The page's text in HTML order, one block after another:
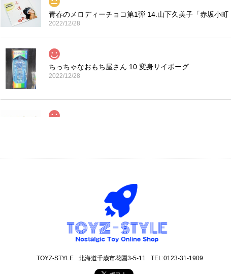
青春のメロディーチョコ第1弾 14.山下久美子「赤坂小町
2022/12/28
ちっちゃなおもち屋さん 10.変身サイボーグ
2022/12/28
丁寧な梱包で本日受け取りました。 だるまストーブ探してたのでとて
も可愛いです。 ありがとうございました。
TOYZ-STYLE 北海道千歳市花園3-5-11 TEL:0123-31-1909